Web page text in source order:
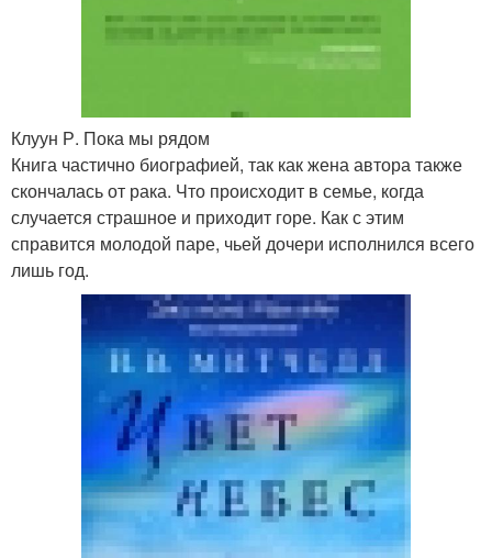
Клуун Р. Пока мы рядом
Книга частично биографией, так как жена автора также
скончалась от рака. Что происходит в семье, когда
случается страшное и приходит горе. Как с этим
справится молодой паре, чьей дочери исполнился всего
лишь год.